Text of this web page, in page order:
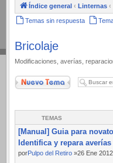
Índice general ‹ Linternas ‹
Temas sin respuesta
Bricolaje
Modificaciones, averías,
Nuevo Tema
TEMAS
[Manual] Guia para
Identifica y repara averías
porPulpo del Retiro »26 Ene